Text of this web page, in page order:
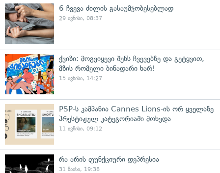
6 ჩვევა ძილის გასაუმჯობესებლად
29 ივნისი, 08:37
ქვიზი: მოგვიყევი შენს ჩვევებზე და გეტყვით,
მზის რომელი ბინადარი ხარ!
15 ივნისი, 14:27
PSP-ს კამპანია Cannes Lions-ის ორ ყველაზე
პრესტიჟულ კატეგორიაში მოხვდა
11 ივნისი, 09:12
რა არის ფუნქციური დეპრესია
31 მაისი, 19:38